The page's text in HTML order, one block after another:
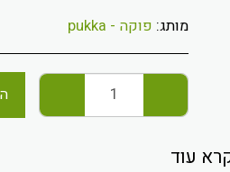
מותג: פוקה - pukka
עוד